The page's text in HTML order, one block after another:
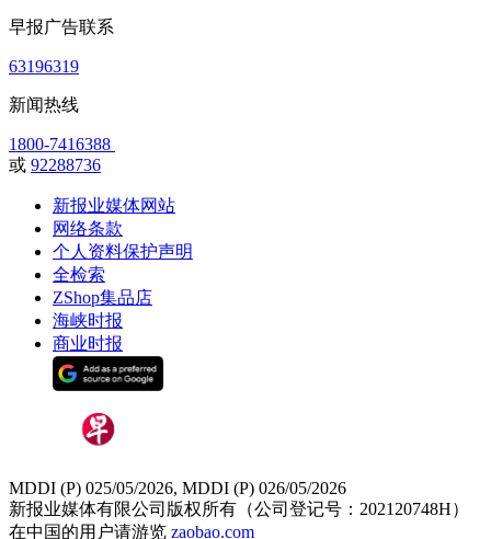
早报广告联系
63196319
新闻热线
1800-7416388
或 92288736
新报业媒体网站
网络条款
个人资料保护声明
全检索
ZShop集品店
海峡时报
商业时报
MDDI (P) 025/05/2026, MDDI (P) 026/05/2026
新报业媒体有限公司版权所有（公司登记号：202120748H）
在中国的用户请游览 zaobao.com